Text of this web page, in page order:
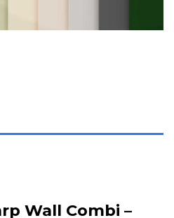
Wall Combi –